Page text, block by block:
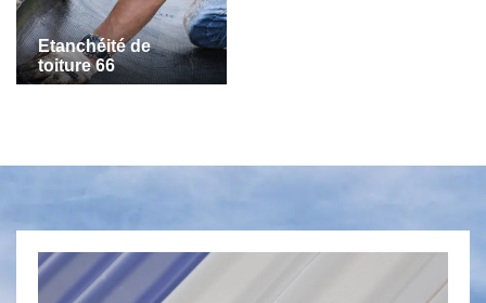
Etanchéité de
toiture 66